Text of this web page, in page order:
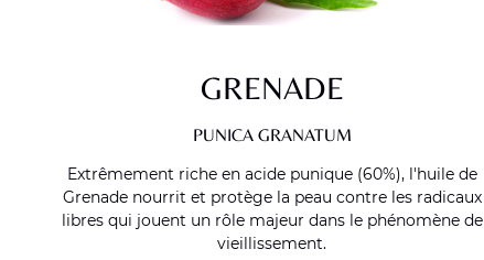
GRENADE
PUNICA GRANATUM
Extrêmement riche en acide punique (60%), l'huile de
Grenade nourrit et protège la peau contre les radicaux
libres qui jouent un rôle majeur dans le phénomène de
vieillissement.